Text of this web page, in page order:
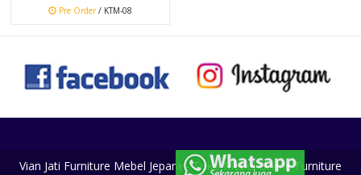
Pre Order/ KTM-08
Vian Jati Furniture Mebel Jepara - Toko Mebel Online Furniture